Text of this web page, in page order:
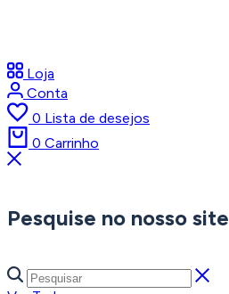
Loja
Conta
0 Lista de desejos
0 Carrinho
Pesquise no nosso site